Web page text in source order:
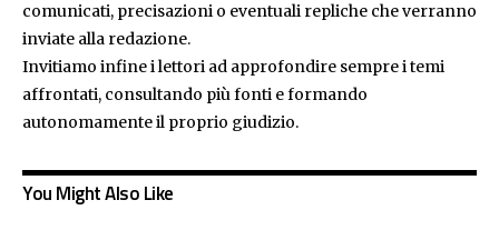
comunicati, precisazioni o eventuali repliche che verranno
inviate alla redazione.
Invitiamo infine i lettori ad approfondire sempre i temi
affrontati, consultando più fonti e formando
autonomamente il proprio giudizio.
You Might Also Like